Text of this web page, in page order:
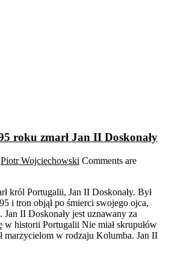
roku zmarł Jan II Doskonały
Piotr Wojciechowski Comments are
król Portugalii, Jan II Doskonały. Był
i tron objął po śmierci swojego ojca,
II Doskonały jest uznawany za
w historii Portugalii Nie miał skrupułów
marzycielom w rodzaju Kolumba. Jan II